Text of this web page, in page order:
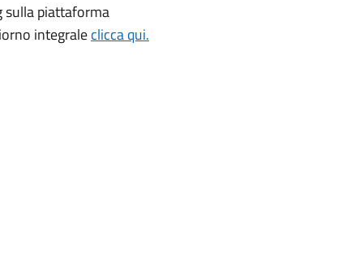
sulla piattaforma
integraleclicca qui.